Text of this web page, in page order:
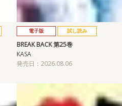
電子版 試し読み
BREAK BACK 第25巻
KASA
発売日：2026.08.06